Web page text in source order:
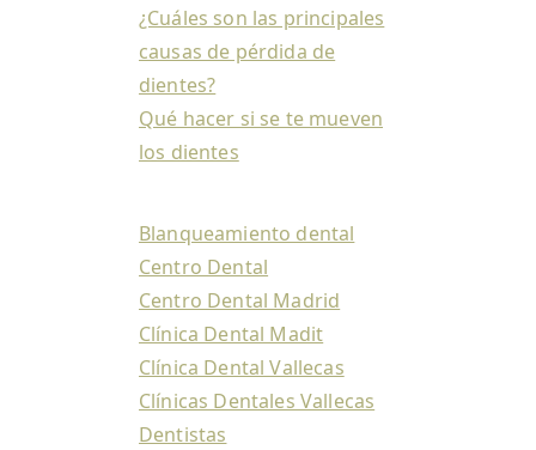
¿Cuáles son las principales
causas de pérdida de
dientes?
Qué hacer si se te mueven
los dientes
Blanqueamiento dental
Centro Dental
Centro Dental Madrid
Clínica Dental Madit
Clínica Dental Vallecas
Clínicas Dentales Vallecas
Dentistas